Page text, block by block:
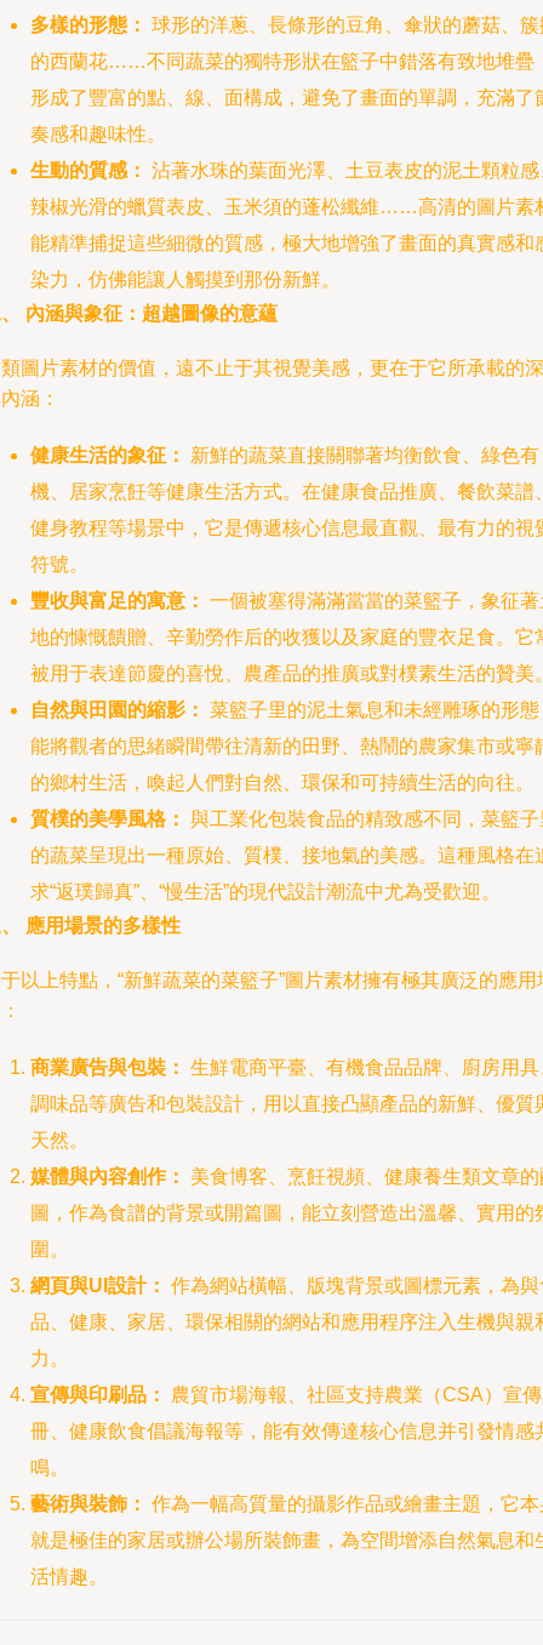
多樣的形態： 球形的洋蔥、長條形的豆角、傘狀的蘑菇、簇
的西蘭花……不同蔬菜的獨特形狀在籃子中錯落有致地堆疊
形成了豐富的點、線、面構成，避免了畫面的單調，充滿了
奏感和趣味性。
生動的質感： 沾著水珠的葉面光澤、土豆表皮的泥土顆粒感
辣椒光滑的蠟質表皮、玉米須的蓬松纖維……高清的圖片素
能精準捕捉這些細微的質感，極大地增強了畫面的真實感和
染力，仿佛能讓人觸摸到那份新鮮。
內涵與象征：超越圖像的意蘊
圖片素材的價值，遠不止于其視覺美感，更在于它所承載的深
涵：
健康生活的象征：
新鮮的蔬菜直接關聯著均衡飲食、綠色有
機、居家烹飪等健康生活方式。在健康食品推廣、餐飲菜譜
健身教程等場景中，它是傳遞核心信息最直觀、最有力的視
符號。
豐收與富足的寓意： 一個被塞得滿滿當當的菜籃子，象征著
地的慷慨饋贈、辛勤勞作后的收獲以及家庭的豐衣足食。它
被用于表達節慶的喜悅、農產品的推廣或對樸素生活的贊美
自然與田園的縮影： 菜籃子里的泥土氣息和未經雕琢的形態
能將觀者的思緒瞬間帶往清新的田野、熱鬧的農家集市或寧
的鄉村生活，喚起人們對自然、環保和可持續生活的向往。
質樸的美學風格： 與工業化包裝食品的精致感不同，菜籃子
的蔬菜呈現出一種原始、質樸、接地氣的美感。這種風格在
求“返璞歸真”、“慢生活”的現代設計潮流中尤為受歡迎。
應用場景的多樣性
以上特點，“新鮮蔬菜的菜籃子”圖片素材擁有極其廣泛的應用
商業廣告與包裝： 生鮮電商平臺、有機食品品牌、廚房用具
調味品等廣告和包裝設計，用以直接凸顯產品的新鮮、優質
天然。
媒體與內容創作：
美食博客、烹飪視頻、健康養生類文章的
圖，作為食譜的背景或開篇圖，能立刻營造出溫馨、實用的
圍。
網頁與UI設計： 作為網站橫幅、版塊背景或圖標元素，為與
品、健康、家居、環保相關的網站和應用程序注入生機與親
力。
宣傳與印刷品：
農貿市場海報、社區支持農業（CSA）宣傳
冊、健康飲食倡議海報等，能有效傳達核心信息并引發情感
鳴。
藝術與裝飾： 作為一幅高質量的攝影作品或繪畫主題，它本
就是極佳的家居或辦公場所裝飾畫，為空間增添自然氣息和
活情趣。